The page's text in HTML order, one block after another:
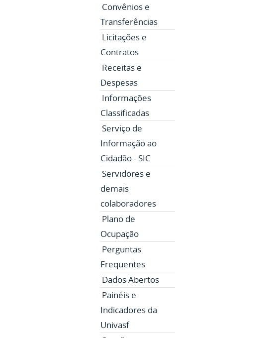
Convênios e
Transferências
Licitações e
Contratos
Receitas e
Despesas
Informações
Classificadas
Serviço de
Informação ao
Cidadão - SIC
Servidores e
demais
colaboradores
Plano de
Ocupação
Perguntas
Frequentes
Dados Abertos
Painéis e
Indicadores da
Univasf